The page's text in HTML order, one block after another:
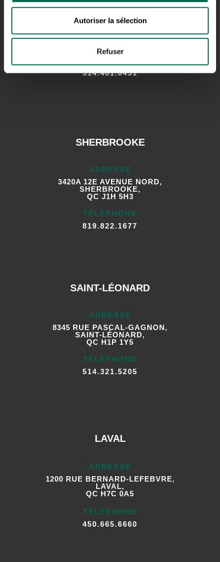
Autoriser la sélection
Refuser
ADRESSE
SAINT-HUBERT,
514.481.0451
SHERBROOKE
ADRESSE
3420A 12E AVENUE NORD,
SHERBROOKE,
QC J1H 5H3
TÉLÉPHONE
819.822.1677
SAINT-LÉONARD
ADRESSE
8345 RUE PASCAL-GAGNON,
SAINT-LÉONARD,
QC H1P 1Y5
TÉLÉPHONE
514.321.5205
LAVAL
ADRESSE
1200 RUE BERNARD-LEFEBVRE,
LAVAL,
QC H7C 0A5
TÉLÉPHONE
450.665.6660